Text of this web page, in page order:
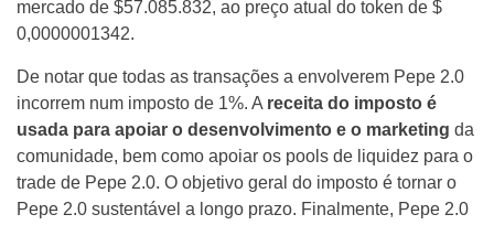
mercado de $57.085.832, ao preço atual do token de $
0,0000001342.
De notar que todas as transações a envolverem Pepe 2.0
incorrem num imposto de 1%. A receita do imposto é
usada para apoiar o desenvolvimento e o marketing da
comunidade, bem como apoiar os pools de liquidez para o
trade de Pepe 2.0. O objetivo geral do imposto é tornar o
Pepe 2.0 sustentável a longo prazo. Finalmente, Pepe 2.0